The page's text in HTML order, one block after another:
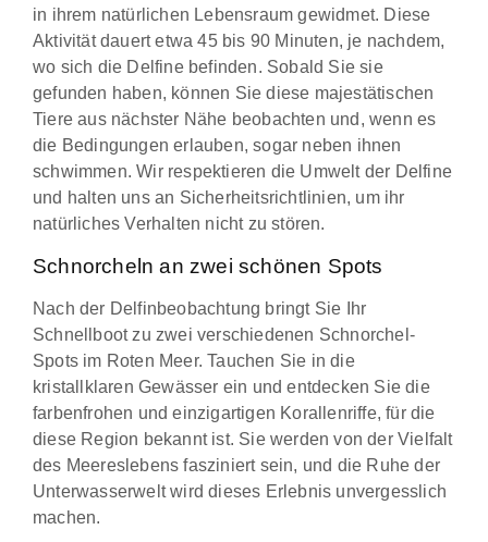
in ihrem natürlichen Lebensraum gewidmet. Diese
Aktivität dauert etwa 45 bis 90 Minuten, je nachdem,
wo sich die Delfine befinden. Sobald Sie sie
gefunden haben, können Sie diese majestätischen
Tiere aus nächster Nähe beobachten und, wenn es
die Bedingungen erlauben, sogar neben ihnen
schwimmen. Wir respektieren die Umwelt der Delfine
und halten uns an Sicherheitsrichtlinien, um ihr
natürliches Verhalten nicht zu stören.
Schnorcheln an zwei schönen Spots
Nach der Delfinbeobachtung bringt Sie Ihr
Schnellboot zu zwei verschiedenen Schnorchel-
Spots im Roten Meer. Tauchen Sie in die
kristallklaren Gewässer ein und entdecken Sie die
farbenfrohen und einzigartigen Korallenriffe, für die
diese Region bekannt ist. Sie werden von der Vielfalt
des Meereslebens fasziniert sein, und die Ruhe der
Unterwasserwelt wird dieses Erlebnis unvergesslich
machen.